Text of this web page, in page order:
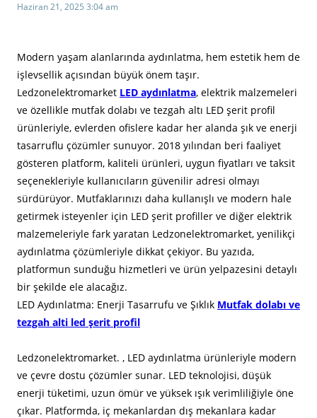
Haziran 21, 2025 3:04 am
Modern yaşam alanlarında aydınlatma, hem estetik hem de
işlevsellik açısından büyük önem taşır.
Ledzonelektromarket LED aydınlatma, elektrik malzemeleri
ve özellikle mutfak dolabı ve tezgah altı LED şerit profil
ürünleriyle, evlerden ofislere kadar her alanda şık ve enerji
tasarruflu çözümler sunuyor. 2018 yılından beri faaliyet
gösteren platform, kaliteli ürünleri, uygun fiyatları ve taksit
seçenekleriyle kullanıcıların güvenilir adresi olmayı
sürdürüyor. Mutfaklarınızı daha kullanışlı ve modern hale
getirmek isteyenler için LED şerit profiller ve diğer elektrik
malzemeleriyle fark yaratan Ledzonelektromarket, yenilikçi
aydınlatma çözümleriyle dikkat çekiyor. Bu yazıda,
platformun sunduğu hizmetleri ve ürün yelpazesini detaylı
bir şekilde ele alacağız.
LED Aydınlatma: Enerji Tasarrufu ve Şıklık Mutfak dolabı ve
tezgah alti led şerit profil
Ledzonelektromarket. , LED aydınlatma ürünleriyle modern
ve çevre dostu çözümler sunar. LED teknolojisi, düşük
enerji tüketimi, uzun ömür ve yüksek ışık verimliliğiyle öne
çıkar. Platformda, iç mekanlardan dış mekanlara kadar